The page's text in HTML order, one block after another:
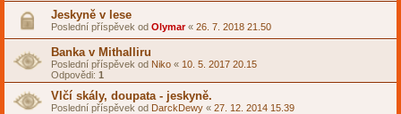
Jeskyně v lese
Poslední příspěvek od Olymar« 26. 7. 2018 21.50
Banka v Mithalliru
Poslední příspěvek od Niko « 10. 5. 2017 20.15
Odpovědi: 1
Vlčí skály, doupata - jeskyně.
Poslední příspěvek od DarckDewy « 27. 12. 2014 15.39